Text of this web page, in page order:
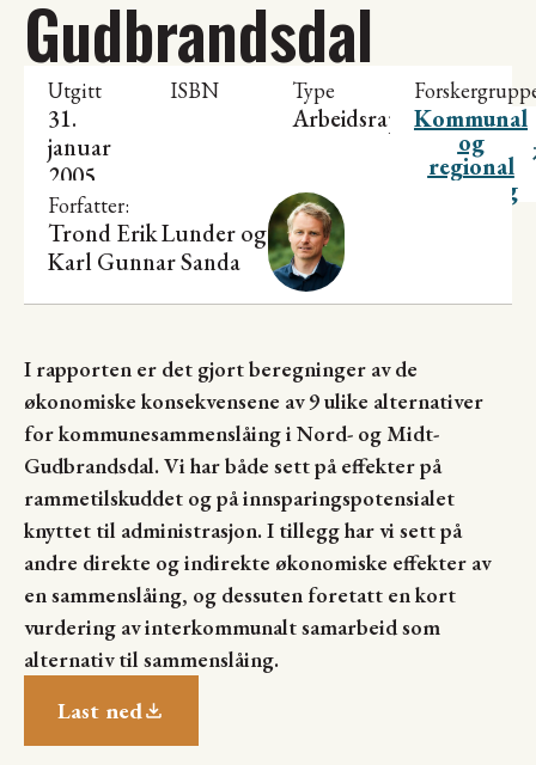
Gudbrandsdal
Utgitt
31.
januar
2005
ISBN Type
ArbeidsrapportKommunal
og
regional
utvikling
Forfatter:
Trond Erik Lunderog
Karl Gunnar Sanda
I rapporten er det gjort beregninger av de
økonomiske konsekvensene av 9 ulike alternativer
for kommunesammenslåing i Nord- og Midt-
Gudbrandsdal. Vi har både sett på effekter på
rammetilskuddet og på innsparingspotensialet
knyttet til administrasjon. I tillegg har vi sett på
andre direkte og indirekte økonomiske effekter av
en sammenslåing, og dessuten foretatt en kort
vurdering av interkommunalt samarbeid som
alternativ til sammenslåing.
Last ned